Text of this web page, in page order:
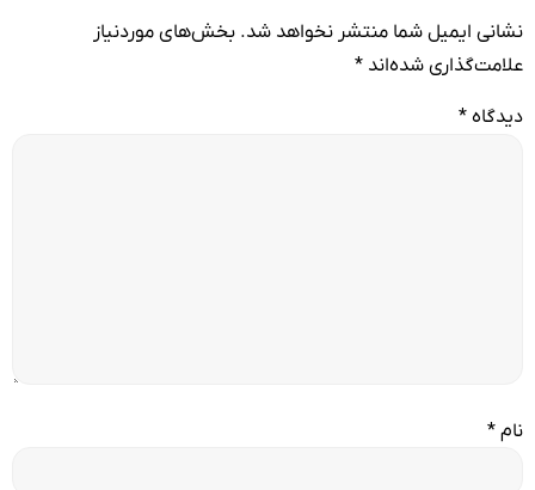
نشانی ایمیل شما منتشر نخواهد شد. بخش‌های موردنیاز
علامت‌گذاری شده‌اند *
دیدگاه *
نام *